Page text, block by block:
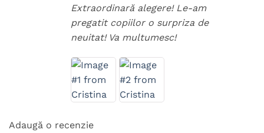
Extraordinară alegere! Le-am
pregatit copiilor o surpriza de
neuitat! Va multumesc!
Adaugă o recenzie